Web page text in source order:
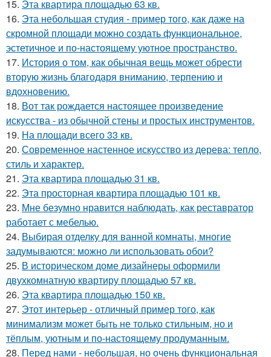
15. Эта квартира площадью 63 кв.
16. Эта небольшая студия - пример того, как даже на
скромной площади можно создать функциональное,
эстетичное и по-настоящему уютное пространство.
17. История о том, как обычная вещь может обрести
вторую жизнь благодаря вниманию, терпению и
вдохновению.
18. Вот так рождается настоящее произведение
искусства - из обычной стены и простых инструментов.
19. На площади всего 33 кв.
20. Современное настенное искусство из дерева: тепло,
стиль и характер.
21. Эта квартира площадью 31 кв.
22. Эта просторная квартира площадью 101 кв.
23. Мне безумно нравится наблюдать, как реставратор
работает с мебелью.
24. Выбирая отделку для ванной комнаты, многие
задумываются: можно ли использовать обои?
25. В историческом доме дизайнеры оформили
двухкомнатную квартиру площадью 57 кв.
26. Эта квартира площадью 150 кв.
27. Этот интерьер - отличный пример того, как
минимализм может быть не только стильным, но и
тёплым, уютным и по-настоящему продуманным.
28. Перед нами - небольшая, но очень функциональная